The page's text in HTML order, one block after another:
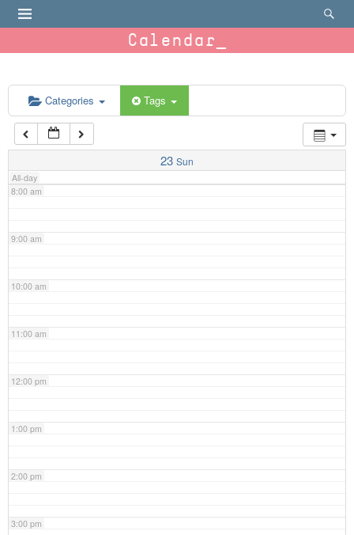
Calendar
Categories Tags
23 Sun
All-day
6:00 am
7:00 am
8:00 am
9:00 am
10:00 am
11:00 am
12:00 pm
1:00 pm
2:00 pm
3:00 pm